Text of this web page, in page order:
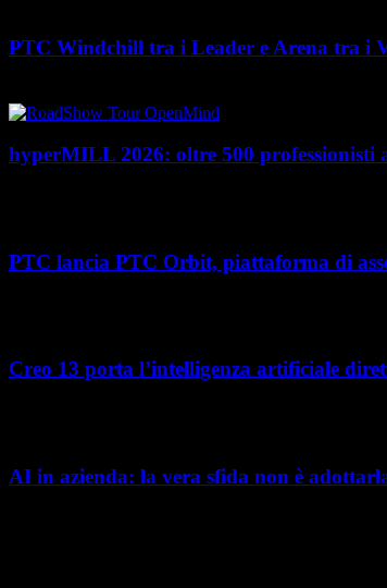
PTC Windchill tra i Leader e Arena tra i
hyperMILL 2026: oltre 500 professionisti
PTC lancia PTC Orbit, piattaforma di
Creo 13 porta l’intelligenza artificiale
AI in azienda: la vera sfida non è